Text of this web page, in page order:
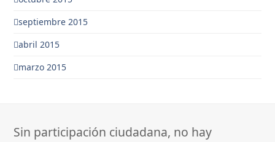
septiembre 2015
abril 2015
marzo 2015
Sin participación ciudadana, no hay